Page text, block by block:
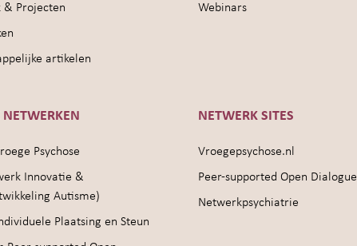
& Projecten
artikelen
Webinars
NETWERKEN
Psychose
Innovatie &
Autisme)
Plaatsing en Steun
NETWERK SITES
Vroegepsychose.nl
Peer-supported Open Dialogue
Netwerkpsychiatrie